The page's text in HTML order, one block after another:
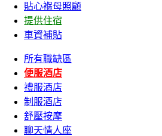
貼心褓母照顧
提供住宿
車資補貼
所有職缺區
便服酒店
禮服酒店
制服酒店
舒壓按摩
聊天情人座